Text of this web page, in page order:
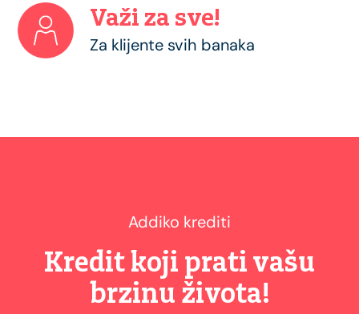
Važi za sve!
Za klijente svih banaka
Addiko krediti
Kredit koji prati vašu
brzinu života!